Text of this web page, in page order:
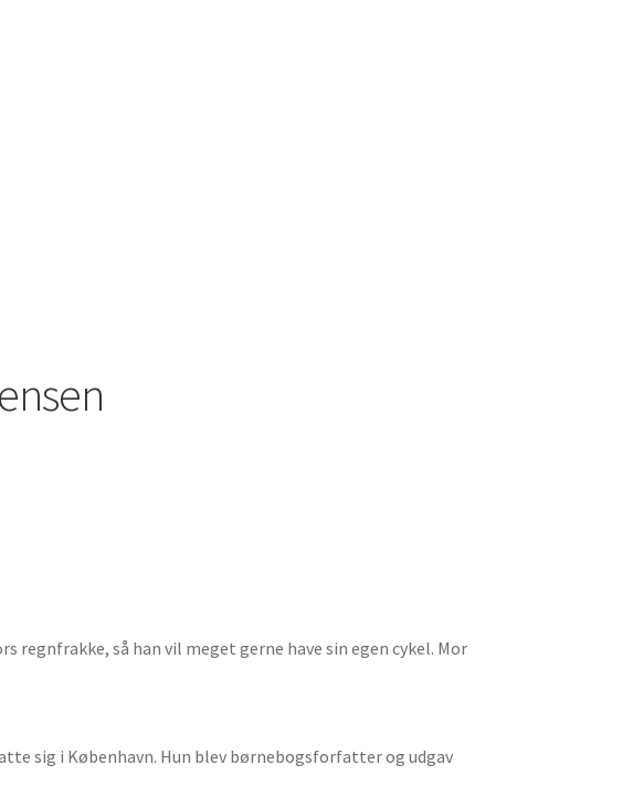
regnfrakke, så han vil meget gerne have sin egen cykel. Mor
sig i København. Hun blev børnebogsforfatter og udgav